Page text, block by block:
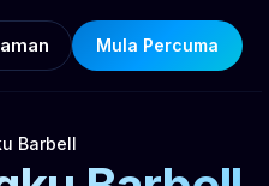
Mula Percuma
Barbell